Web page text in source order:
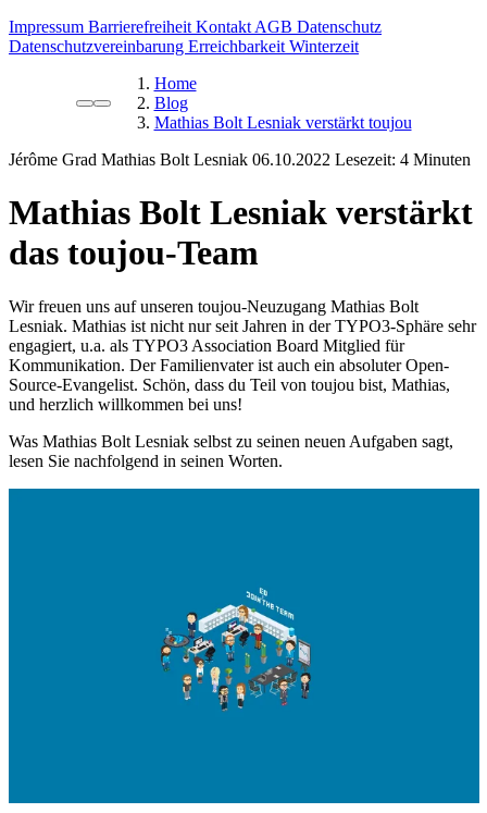
Impressum Barrierefreiheit Kontakt AGB Datenschutz
Datenschutzvereinbarung Erreichbarkeit Winterzeit
Home
Blog
Mathias Bolt Lesniak verstärkt toujou
Jérôme Grad Mathias Bolt Lesniak 06.10.2022 Lesezeit:
Mathias Bolt Lesniak verstärkt
das toujou-Team
Wir freuen uns auf unseren toujou-Neuzugang Mathias Bolt
Lesniak. Mathias ist nicht nur seit Jahren in der TYPO3-Sphäre sehr
engagiert, u.a. als TYPO3 Association Board Mitglied für
Kommunikation. Der Familienvater ist auch ein absoluter Open-
Source-Evangelist. Schön, dass du Teil von toujou bist, Mathias,
und herzlich willkommen bei uns!
Was Mathias Bolt Lesniak selbst zu seinen neuen Aufgaben sagt,
lesen Sie nachfolgend in seinen Worten.